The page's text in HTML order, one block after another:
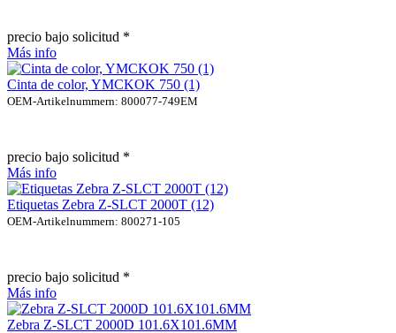
precio bajo solicitud *
Más info
Cinta de color, YMCKOK 750 (1)
OEM-Artikelnummern: 800077-749EM
precio bajo solicitud *
Más info
Etiquetas Zebra Z-SLCT 2000T (12)
OEM-Artikelnummern: 800271-105
precio bajo solicitud *
Más info
Zebra Z-SLCT 2000D 101.6X101.6MM